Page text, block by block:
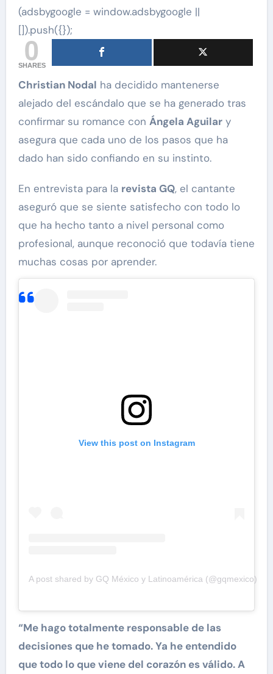
(adsbygoogle = window.adsbygoogle ||
[]).push({});
0
SHARES
Christian Nodal ha decidido mantenerse
alejado del escándalo que se ha generado tras
confirmar su romance con Ángela Aguilary
asegura que cada uno de los pasos que ha
dado han sido confiando en su instinto.
En entrevista para la revista GQ, el cantante
aseguró que se siente satisfecho con todo lo
que ha hecho tanto a nivel personal como
profesional, aunque reconoció que todavía tiene
muchas cosas por aprender.
View this post on Instagram
A post shared by GQ México y Latinoamérica (@gqmexico)
“Me hago totalmente responsable de las
decisiones que he tomado. Ya he entendido
que todo lo que viene del corazón es válido. A